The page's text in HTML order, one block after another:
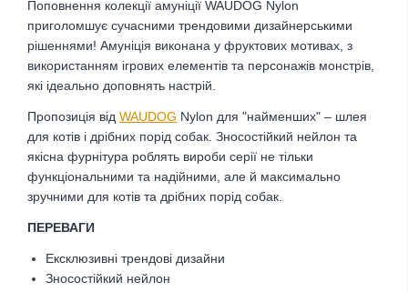
Поповнення колекції амуніції WAUDOG Nylon
приголомшує сучасними трендовими дизайнерськими
рішеннями! Амуніція виконана у фруктових мотивах, з
використанням ігрових елементів та персонажів монстрів,
які ідеально доповнять настрій.
Пропозиція від WAUDOG Nylon для "найменших" – шлея
для котів і дрібних порід собак. Зносостійкий нейлон та
якісна фурнітура роблять вироби серії не тільки
функціональними та надійними, але й максимально
зручними для котів та дрібних порід собак.
ПЕРЕВАГИ
Ексклюзивні трендові дизайни
Зносостійкий нейлон